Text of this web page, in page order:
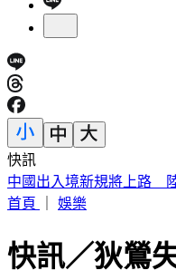
快訊
穿UNIQLO AIRism發現
首頁
娛樂
快訊／狄鶯